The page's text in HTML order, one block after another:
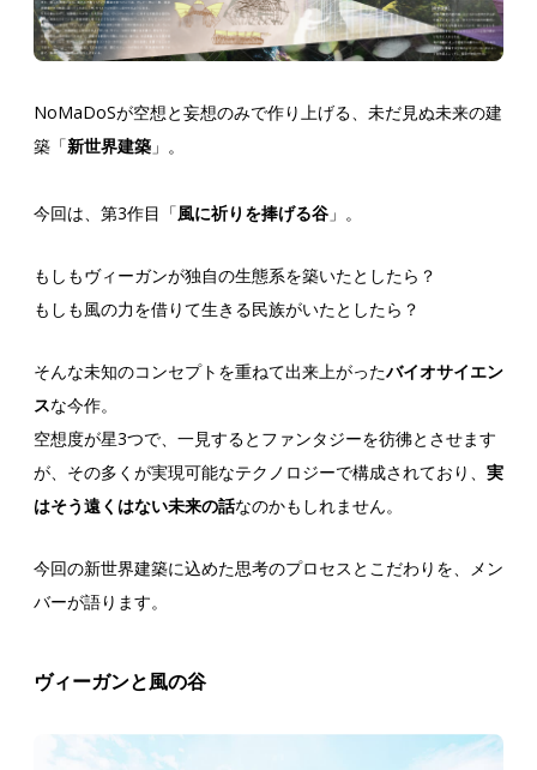
NoMaDoSが空想と妄想のみで作り上げる、未だ見ぬ未来の建
築「新世界建築 」。
今回は、第3作目「風に祈りを捧げる谷 」。
もしもヴィーガンが独自の生態系を築いたとしたら？
もしも風の力を借りて生きる民族がいたとしたら？
そんな未知のコンセプトを重ねて出来上がったバイオサイエン
スな今作。
空想度が星3つで、一見するとファンタジーを彷彿とさせます
が、その多くが実現可能なテクノロジーで構成されており、 実
はそう遠くはない未来の話なのかもしれません。
今回の新世界建築に込めた思考のプロセスとこだわりを、メン
バーが語ります。
ヴィーガンと風の谷